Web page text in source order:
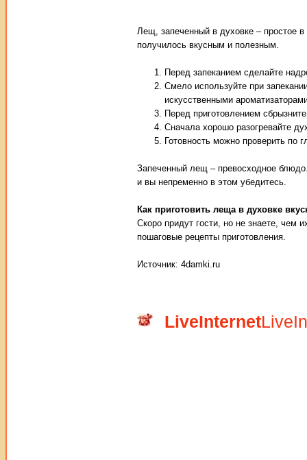
Лещ, запеченный в духовке – простое
получилось вкусным и полезным.
Перед запеканием сделайте
Смело используйте при
искусственными
Перед приготовлением
Сначала хорошо разогревайте
Готовность можно проверить по
Запеченный лещ – превосходное
и вы непременно в этом убедитесь.
Как приготовить леща в духовке
Скоро придут гости, но не знаете, чем
пошаговые рецепты приготовления.
Источник: 4damki.ru
LiveInternet